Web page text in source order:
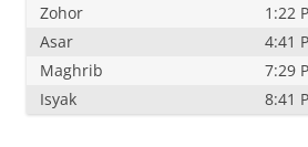
Zohor
1:22
Asar
4:41
Maghrib
7:29
Isyak
8:41